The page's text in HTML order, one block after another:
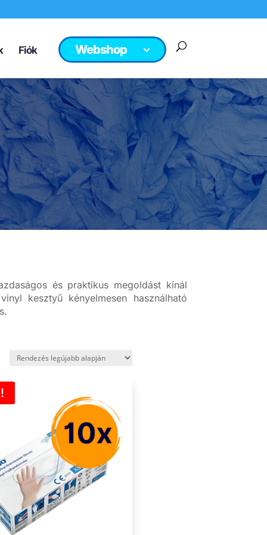
Fiók Webshop
és praktikus megoldást kínál
kesztyű kényelmesen használható